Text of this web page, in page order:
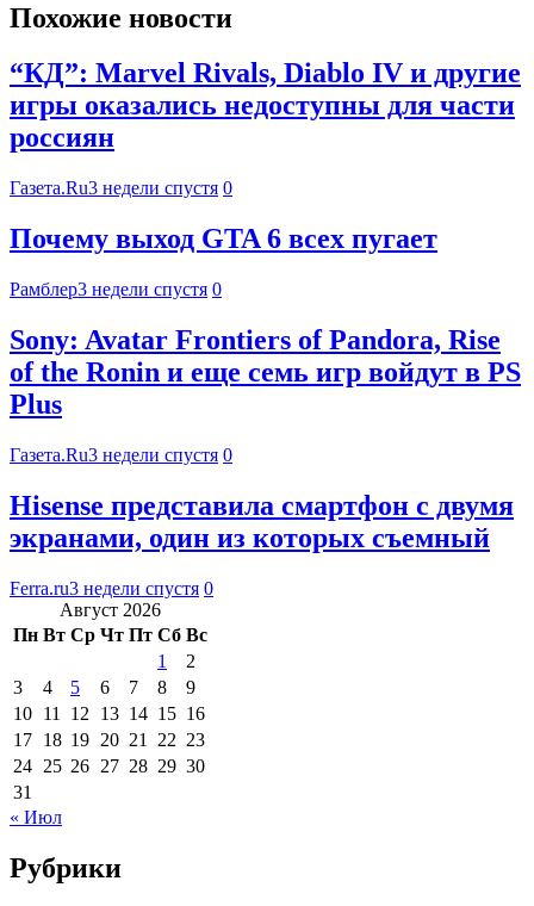
Похожие новости
“КД”: Marvel Rivals, Diablo IV и другие
игры оказались недоступны для части
россиян
Газета.Ru3 недели спустя 0
Почему выход GTA 6 всех пугает
Рамблер3 недели спустя 0
Sony: Avatar Frontiers of Pandora, Rise
of the Ronin и еще семь игр войдут в PS
Plus
Газета.Ru3 недели спустя 0
Hisense представила смартфон с двумя
экранами, один из которых съемный
Ferra.ru3 недели спустя 0
Август 2026
Пн Вт Ср Чт Пт Сб Вс
1
2
3
4 5 6 7 8
9
10 11 12 13 14 15 16
17 18 19 20 21 22 23
24 25 26 27 28 29 30
31
« Июл
Рубрики